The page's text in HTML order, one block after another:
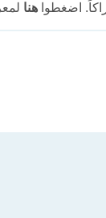
اضغطواهنا